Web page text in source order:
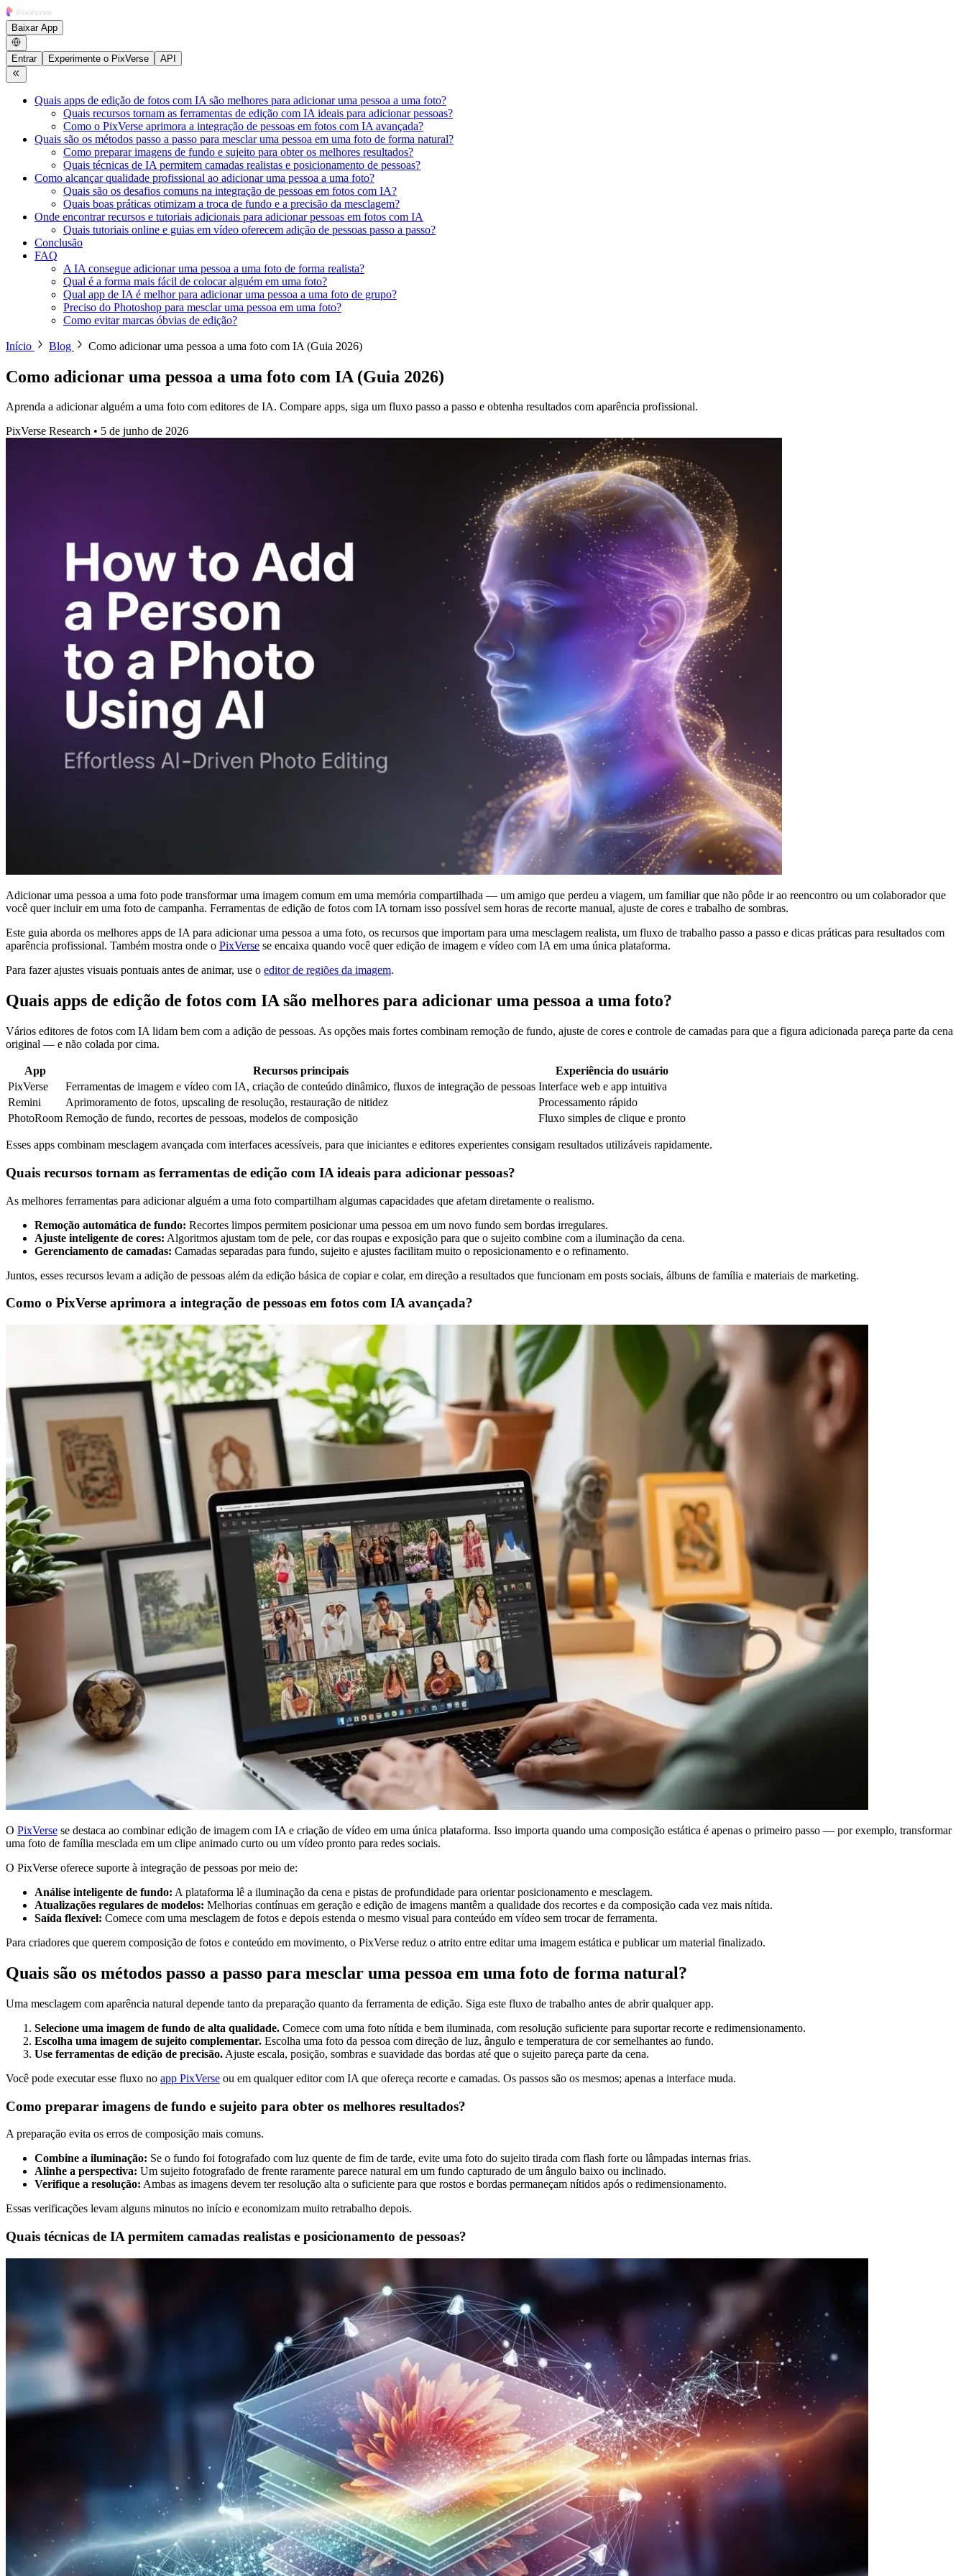
Baixar App
Entrar Experimente o PixVerse API
Quais apps de edição de fotos com IA são melhores para adicionar uma pessoa a uma foto?
Quais recursos tornam as ferramentas de edição com IA ideais para adicionar pessoas?
Como o PixVerse aprimora a integração de pessoas em fotos com IA avançada?
Quais são os métodos passo a passo para mesclar uma pessoa em uma foto de forma natural?
Como preparar imagens de fundo e sujeito para obter os melhores resultados?
Quais técnicas de IA permitem camadas realistas e posicionamento de pessoas?
Como alcançar qualidade profissional ao adicionar uma pessoa a uma foto?
Quais são os desafios comuns na integração de pessoas em fotos com IA?
Quais boas práticas otimizam a troca de fundo e a precisão da mesclagem?
Onde encontrar recursos e tutoriais adicionais para adicionar pessoas em fotos com IA
Quais tutoriais online e guias em vídeo oferecem adição de pessoas passo a passo?
Conclusão
FAQ
A IA consegue adicionar uma pessoa a uma foto de forma realista?
Qual é a forma mais fácil de colocar alguém em uma foto?
Qual app de IA é melhor para adicionar uma pessoa a uma foto de grupo?
Preciso do Photoshop para mesclar uma pessoa em uma foto?
Como evitar marcas óbvias de edição?
Início Blog Como adicionar uma pessoa a uma foto com IA (Guia 2026)
Como adicionar uma pessoa a uma foto com IA (Guia 2026)
Aprenda a adicionar alguém a uma foto com editores de IA. Compare apps, siga um fluxo passo a passo e obtenha resultados com aparência profissional.
PixVerse Research • 5 de junho de 2026
Adicionar uma pessoa a uma foto pode transformar uma imagem comum em uma memória compartilhada — um amigo que perdeu a viagem, um familiar que não pôde ir ao reencontro ou um colaborador que
você quer incluir em uma foto de campanha. Ferramentas de edição de fotos com IA tornam isso possível sem horas de recorte manual, ajuste de cores e trabalho de sombras.
Este guia aborda os melhores apps de IA para adicionar uma pessoa a uma foto, os recursos que importam para uma mesclagem realista, um fluxo de trabalho passo a passo e dicas práticas para resultados com
aparência profissional. Também mostra onde o PixVerse se encaixa quando você quer edição de imagem e vídeo com IA em uma única plataforma.
Para fazer ajustes visuais pontuais antes de animar, use o editor de regiões da imagem.
Quais apps de edição de fotos com IA são melhores para adicionar uma pessoa a uma foto?
Vários editores de fotos com IA lidam bem com a adição de pessoas. As opções mais fortes combinam remoção de fundo, ajuste de cores e controle de camadas para que a figura adicionada pareça parte da cena
original — e não colada por cima.
App Recursos principais
Experiência do usuário
PixVerse
Ferramentas de imagem e vídeo com IA, criação de conteúdo dinâmico, fluxos de integração de pessoas Interface web e app intuitiva
Remini
Aprimoramento de fotos, upscaling de resolução, restauração de nitidez
Processamento rápido
PhotoRoom Remoção de fundo, recortes de pessoas, modelos de composição Fluxo simples de clique e pronto
Esses apps combinam mesclagem avançada com interfaces acessíveis, para que iniciantes e editores experientes consigam resultados utilizáveis rapidamente.
Quais recursos tornam as ferramentas de edição com IA ideais para adicionar pessoas?
As melhores ferramentas para adicionar alguém a uma foto compartilham algumas capacidades que afetam diretamente o realismo.
Remoção automática de fundo: Recortes limpos permitem posicionar uma pessoa em um novo fundo sem bordas irregulares.
Ajuste inteligente de cores: Algoritmos ajustam tom de pele, cor das roupas e exposição para que o sujeito combine com a iluminação da cena.
Gerenciamento de camadas: Camadas separadas para fundo, sujeito e ajustes facilitam muito o reposicionamento e o refinamento.
Juntos, esses recursos levam a adição de pessoas além da edição básica de copiar e colar, em direção a resultados que funcionam em posts sociais, álbuns de família e materiais de marketing.
Como o PixVerse aprimora a integração de pessoas em fotos com IA avançada?
O PixVerse se destaca ao combinar edição de imagem com IA e criação de vídeo em uma única plataforma. Isso importa quando uma composição estática é apenas o primeiro passo — por exemplo, transformar
uma foto de família mesclada em um clipe animado curto ou um vídeo pronto para redes sociais.
O PixVerse oferece suporte à integração de pessoas por meio de:
Análise inteligente de fundo: A plataforma lê a iluminação da cena e pistas de profundidade para orientar posicionamento e mesclagem.
Atualizações regulares de modelos: Melhorias contínuas em geração e edição de imagens mantêm a qualidade dos recortes e da composição cada vez mais nítida.
Saída flexível: Comece com uma mesclagem de fotos e depois estenda o mesmo visual para conteúdo em vídeo sem trocar de ferramenta.
Para criadores que querem composição de fotos e conteúdo em movimento, o PixVerse reduz o atrito entre editar uma imagem estática e publicar um material finalizado.
Quais são os métodos passo a passo para mesclar uma pessoa em uma foto de forma natural?
Uma mesclagem com aparência natural depende tanto da preparação quanto da ferramenta de edição. Siga este fluxo de trabalho antes de abrir qualquer app.
Selecione uma imagem de fundo de alta qualidade. Comece com uma foto nítida e bem iluminada, com resolução suficiente para suportar recorte e redimensionamento.
Escolha uma imagem de sujeito complementar. Escolha uma foto da pessoa com direção de luz, ângulo e temperatura de cor semelhantes ao fundo.
Use ferramentas de edição de precisão. Ajuste escala, posição, sombras e suavidade das bordas até que o sujeito pareça parte da cena.
Você pode executar esse fluxo no app PixVerse ou em qualquer editor com IA que ofereça recorte e camadas. Os passos são os mesmos; apenas a interface muda.
Como preparar imagens de fundo e sujeito para obter os melhores resultados?
A preparação evita os erros de composição mais comuns.
Combine a iluminação: Se o fundo foi fotografado com luz quente de fim de tarde, evite uma foto do sujeito tirada com flash forte ou lâmpadas internas frias.
Alinhe a perspectiva: Um sujeito fotografado de frente raramente parece natural em um fundo capturado de um ângulo baixo ou inclinado.
Verifique a resolução: Ambas as imagens devem ter resolução alta o suficiente para que rostos e bordas permaneçam nítidos após o redimensionamento.
Essas verificações levam alguns minutos no início e economizam muito retrabalho depois.
Quais técnicas de IA permitem camadas realistas e posicionamento de pessoas?